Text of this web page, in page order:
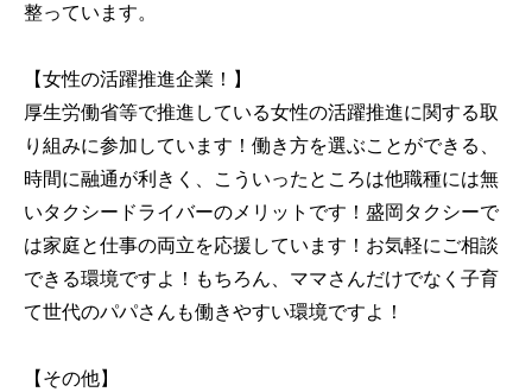
整っています。
【女性の活躍推進企業！】
厚生労働省等で推進している女性の活躍推進に関する取
り組みに参加しています！働き方を選ぶことができる、
時間に融通が利きく、こういったところは他職種には無
いタクシードライバーのメリットです！盛岡タクシーで
は家庭と仕事の両立を応援しています！お気軽にご相談
できる環境ですよ！もちろん、ママさんだけでなく子育
て世代のパパさんも働きやすい環境ですよ！
【その他】